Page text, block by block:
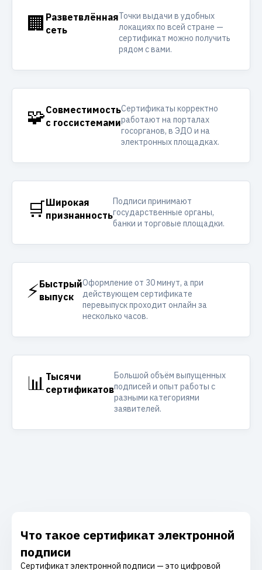
🏢 Разветвлённая
сеть
Точки выдачи в удобных
локациях по всей стране —
сертификат можно получить
рядом с вами.
🧩Совместимость
с госсистемами
Сертификаты корректно
работают на порталах
госорганов, в ЭДО и на
электронных площадках.
🛒Широкая
признанность
Подписи принимают
государственные органы,
банки и торговые площадки.
⚡Быстрый
выпуск
Оформление от 30 минут, а при
действующем сертификате
перевыпуск проходит онлайн за
несколько часов.
📊 Тысячи
сертификатов
Большой объём выпущенных
подписей и опыт работы с
разными категориями
заявителей.
Что такое сертификат электронной
подписи
Сертификат электронной подписи — это цифровой